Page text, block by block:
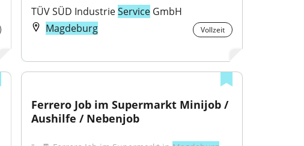
TÜV SÜD Industrie Service GmbH
Magdeburg
Vollzeit
Ferrero Job im Supermarkt Minijob /
Aushilfe / Nebenjob